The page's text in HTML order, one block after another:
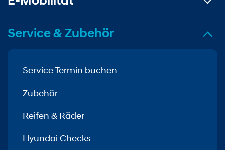
Service & Zubehör
Service Termin buchen
Zubehör
Reifen & Räder
Hyundai Checks